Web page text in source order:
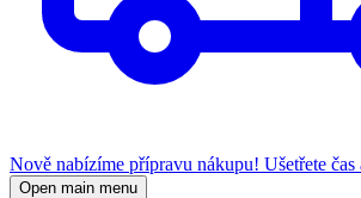
Nově nabízíme přípravu nákupu! Ušetřete čas
Open main menu